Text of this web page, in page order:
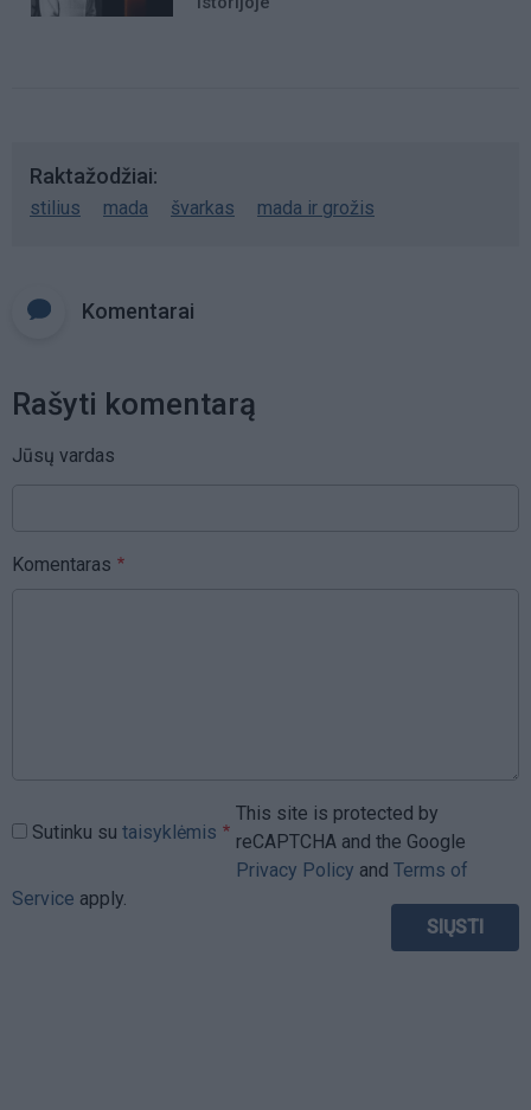
Raktažodžiai
stilius mada švarkas mada ir grožis
Komentarai
Rašyti komentarą
Jūsų vardas
Komentaras
Sutinku su taisyklėmis
This site is protected by
reCAPTCHA and the Google
Privacy Policy and Terms of
Service apply.